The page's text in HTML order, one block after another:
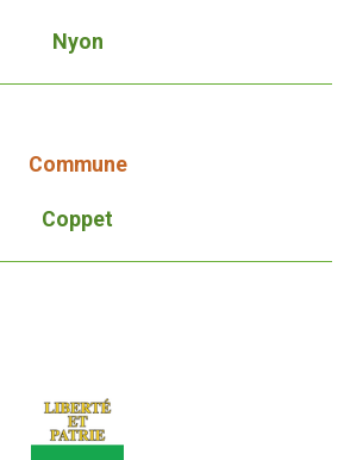
Nyon
Commune
Coppet